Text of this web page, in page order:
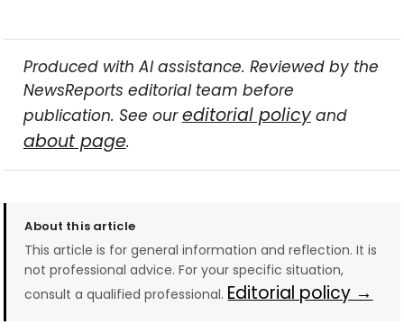
Produced with AI assistance. Reviewed by the
NewsReports editorial team before
publication. See oureditorial policyand
about page.
About this article
This article is for general information and reflection. It is
not professional advice. For your specific situation,
consult a qualified professional. Editorial policy →